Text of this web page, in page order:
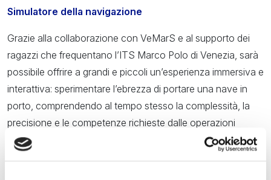
Simulatore della navigazione
Grazie alla collaborazione con VeMarS e al supporto dei
ragazzi che frequentano l’ITS Marco Polo di Venezia, sarà
possibile offrire a grandi e piccoli un’esperienza immersiva e
interattiva: sperimentare l’ebrezza di portare una nave in
porto, comprendendo al tempo stesso la complessità, la
precisione e le competenze richieste dalle operazioni
portuali.